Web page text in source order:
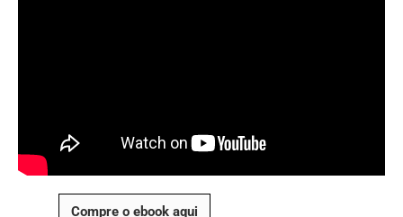
Compre o ebook aqui